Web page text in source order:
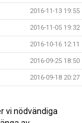
2016-11-13 19:55
2016-11-05 19:32
2016-10-16 12:11
2016-09-25 18:50
2016-09-18 20:27
2016-09-03 20:33
vi nödvändiga